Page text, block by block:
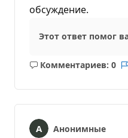
обсуждение.
Этот ответ помог
Комментариев: 0
Без
Анонимные